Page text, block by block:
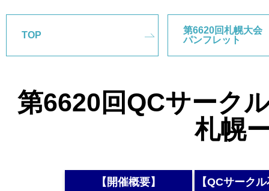
TOP
第6620回札幌大会
パンフレット
第6620回QCサーク
札幌
【開催概要】 【QCサーク